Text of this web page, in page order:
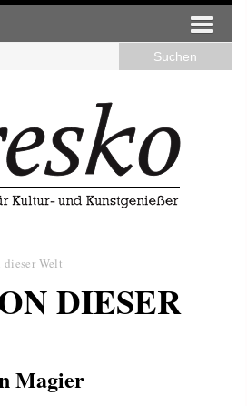
Welt
DIESER
Magier